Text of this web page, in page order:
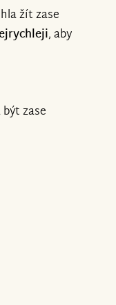
žít zase
, aby
zase